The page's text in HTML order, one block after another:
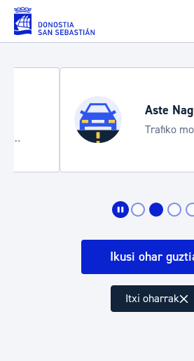
Eduki nagusira joan
Aste Nagusia
Trafiko mozketak
bereziak
Ikusi ohar
Itxi oharrak